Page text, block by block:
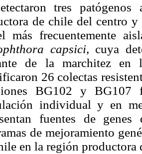
tres
de chile del centro
más frecuentemente
capsici, cuya
de la marchitez
26 colectas
BG102 y
individual y en
fuentes de
de mejoramiento
en la región